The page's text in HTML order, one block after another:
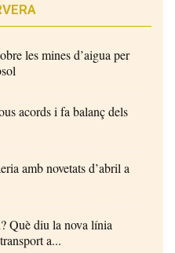
les mines d’aigua per
acords i fa balanç dels
amb novetats d’abril a
Què diu la nova línia
a...